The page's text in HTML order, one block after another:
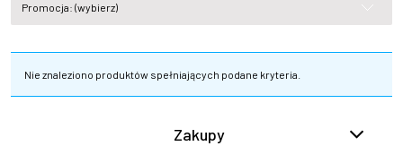
Promocja: (wybierz)
Nie znaleziono produktów spełniających podane kryteria.
Zakupy